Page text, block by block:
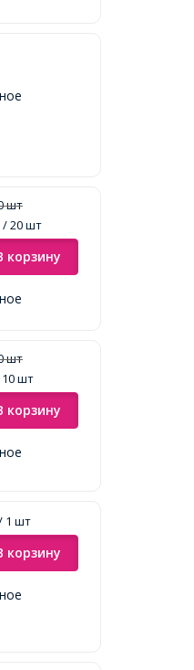
шт
/ 20 шт
корзину
шт
шт
корзину
1 шт
корзину